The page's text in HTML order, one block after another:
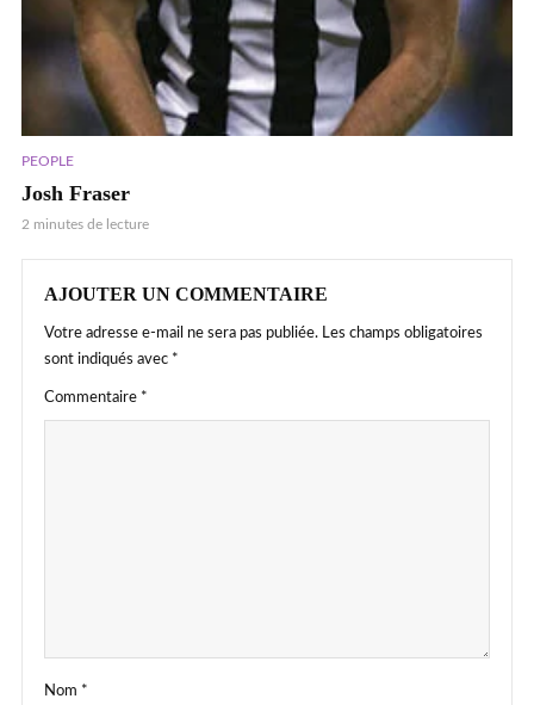
PEOPLE
Josh Fraser
2 minutes de lecture
AJOUTER UN COMMENTAIRE
Votre adresse e-mail ne sera pas publiée. Les champs obligatoires
sont indiqués avec *
Commentaire *
Nom *